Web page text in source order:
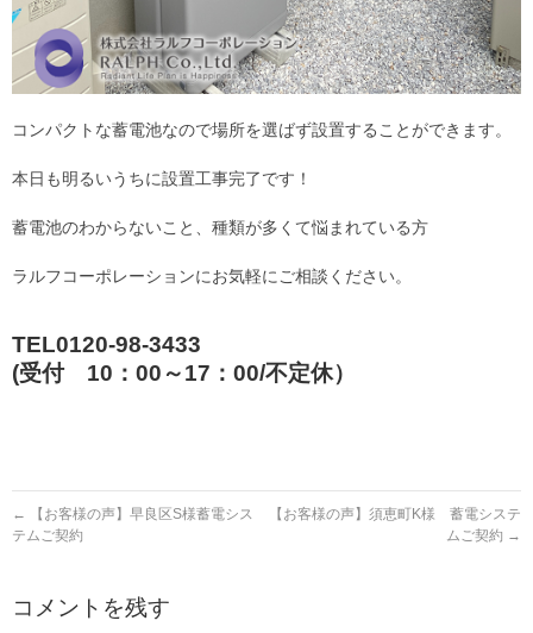
コンパクトな蓄電池なので場所を選ばず設置することができます。
本日も明るいうちに設置工事完了です！
蓄電池のわからないこと、種類が多くて悩まれている方
ラルフコーポレーションにお気軽にご相談ください。
TEL0120-98-3433
(受付 10：00～17：00/不定休）
←
【お客様の声】早良区S様蓄電シス
テムご契約
【お客様の声】須恵町K様 蓄電システ
ムご契約 →
コメントを残す